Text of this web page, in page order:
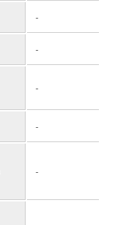
-
-
-
-
-